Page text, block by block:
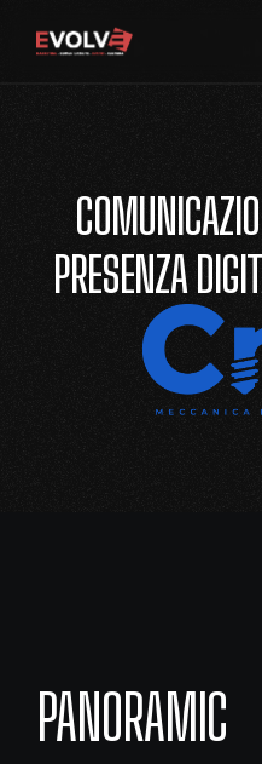
PRESENZA
PANORAMIC